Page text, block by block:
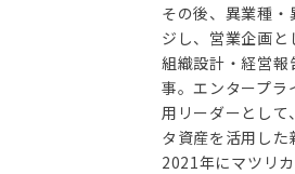
その後、異業種
ジし、営業企画と
組織設計・経営報
事。エンタープ
用リーダーとし
タ資産を活用した
2021年にマツリ